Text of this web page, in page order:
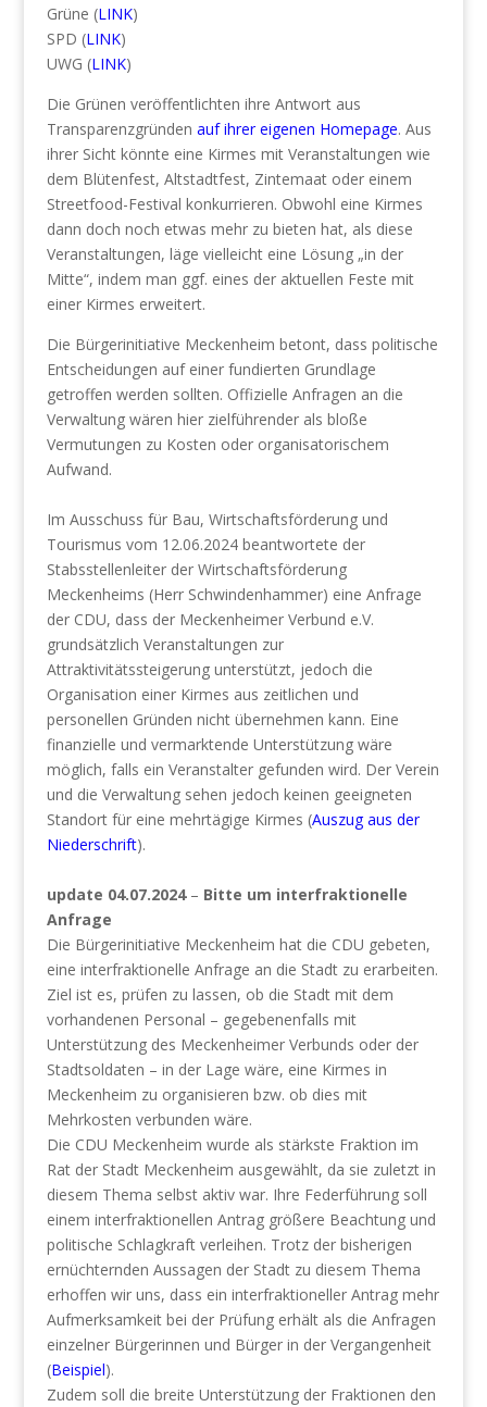
Grüne (LINK)
SPD (LINK)
UWG (LINK)
Die Grünen veröffentlichten ihre Antwort aus
Transparenzgründen auf ihrer eigenen Homepage. Aus
ihrer Sicht könnte eine Kirmes mit Veranstaltungen wie
dem Blütenfest, Altstadtfest, Zintemaat oder einem
Streetfood-Festival konkurrieren. Obwohl eine Kirmes
dann doch noch etwas mehr zu bieten hat, als diese
Veranstaltungen, läge vielleicht eine Lösung „in der
Mitte“, indem man ggf. eines der aktuellen Feste mit
einer Kirmes erweitert.
Die Bürgerinitiative Meckenheim betont, dass politische
Entscheidungen auf einer fundierten Grundlage
getroffen werden sollten. Offizielle Anfragen an die
Verwaltung wären hier zielführender als bloße
Vermutungen zu Kosten oder organisatorischem
Aufwand.
Im Ausschuss für Bau, Wirtschaftsförderung und
Tourismus vom 12.06.2024 beantwortete der
Stabsstellenleiter der Wirtschaftsförderung
Meckenheims (Herr Schwindenhammer) eine Anfrage
der CDU, dass der Meckenheimer Verbund e.V.
grundsätzlich Veranstaltungen zur
Attraktivitätssteigerung unterstützt, jedoch die
Organisation einer Kirmes aus zeitlichen und
personellen Gründen nicht übernehmen kann. Eine
finanzielle und vermarktende Unterstützung wäre
möglich, falls ein Veranstalter gefunden wird. Der Verein
und die Verwaltung sehen jedoch keinen geeigneten
Standort für eine mehrtägige Kirmes (Auszug aus der
Niederschrift).
update 04.07.2024– Bitte um interfraktionelle
Anfrage
Die Bürgerinitiative Meckenheim hat die CDU gebeten,
eine interfraktionelle Anfrage an die Stadt zu erarbeiten.
Ziel ist es, prüfen zu lassen, ob die Stadt mit dem
vorhandenen Personal – gegebenenfalls mit
Unterstützung des Meckenheimer Verbunds oder der
Stadtsoldaten – in der Lage wäre, eine Kirmes in
Meckenheim zu organisieren bzw. ob dies mit
Mehrkosten verbunden wäre.
Die CDU Meckenheim wurde als stärkste Fraktion im
Rat der Stadt Meckenheim ausgewählt, da sie zuletzt in
diesem Thema selbst aktiv war. Ihre Federführung soll
einem interfraktionellen Antrag größere Beachtung und
politische Schlagkraft verleihen. Trotz der bisherigen
ernüchternden Aussagen der Stadt zu diesem Thema
erhoffen wir uns, dass ein interfraktioneller Antrag mehr
Aufmerksamkeit bei der Prüfung erhält als die Anfragen
einzelner Bürgerinnen und Bürger in der Vergangenheit
(Beispiel).
Zudem soll die breite Unterstützung der Fraktionen den